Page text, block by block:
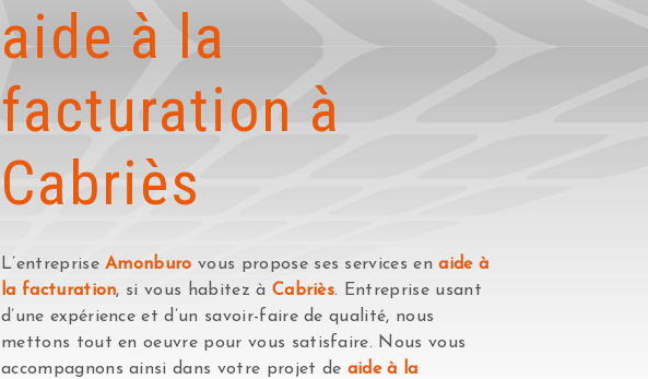
aide à la
facturation à
Cabriès
L’entrepriseAmonburo vous propose ses services enaide à
la facturation, si vous habitez à Cabriès. Entreprise usant
d’une expérience et d’un savoir-faire de qualité, nous
mettons tout en oeuvre pour vous satisfaire. Nous vous
accompagnons ainsi dans votre projet de aide à la